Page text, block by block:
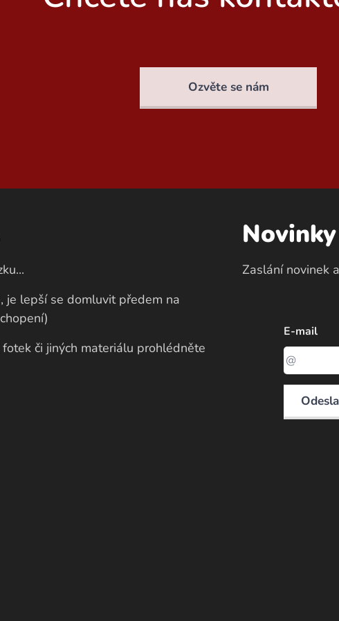
Ozvěte se nám
je lepší se domluvit předem na
či jiných materiálu prohlédněte
Novinky
Zaslání novinek
E-mail